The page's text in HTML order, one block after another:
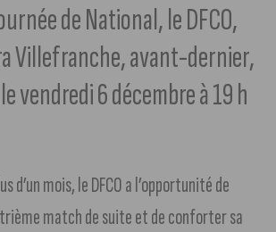
de National, le DFCO,
Villefranche, avant-dernier,
vendredi 6 décembre à 19 h
d’un mois, le DFCO a l’opportunité de
match de suite et de conforter sa